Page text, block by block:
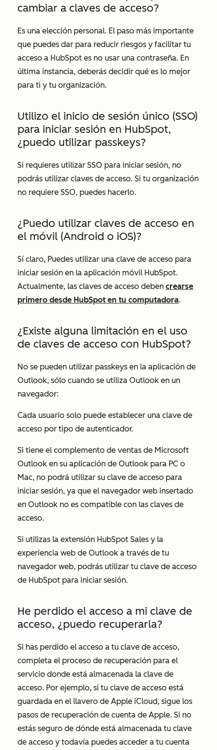
cambiar a claves de acceso?
Es una elección personal. El paso más importante
que puedes dar para reducir riesgos y facilitar tu
acceso a HubSpot es no usar una contraseña. En
última instancia, deberás decidir qué es lo mejor
para ti y tu organización.
Utilizo el inicio de sesión único (SSO)
para iniciar sesión en HubSpot,
¿puedo utilizar passkeys?
Si requieres utilizar SSO para iniciar sesión, no
podrás utilizar claves de acceso. Si tu organización
no requiere SSO, puedes hacerlo.
¿Puedo utilizar claves de acceso en
el móvil (Android o iOS)?
Sí claro, Puedes utilizar una clave de acceso para
iniciar sesión en la aplicación móvil HubSpot.
Actualmente, las claves de acceso deben crearse
primero desde HubSpot en tu computadora.
¿Existe alguna limitación en el uso
de claves de acceso con HubSpot?
No se pueden utilizar passkeys en la aplicación de
Outlook, sólo cuando se utiliza Outlook en un
navegador:
Cada usuario solo puede establecer una clave de
acceso por tipo de autenticador.
Si tiene el complemento de ventas de Microsoft
Outlook en su aplicación de Outlook para PC o
Mac, no podrá utilizar su clave de acceso para
iniciar sesión, ya que el navegador web insertado
en Outlook no es compatible con las claves de
acceso.
Si utilizas la extensión HubSpot Sales y la
experiencia web de Outlook a través de tu
navegador web, podrás utilizar tu clave de acceso
de HubSpot para iniciar sesión.
He perdido el acceso a mi clave de
acceso, ¿puedo recuperarla?
Si has perdido el acceso a tu clave de acceso,
completa el proceso de recuperación para el
servicio donde está almacenada la clave de
acceso. Por ejemplo, si tu clave de acceso está
guardada en el llavero de Apple iCloud, sigue los
pasos de recuperación de cuenta de Apple. Si no
estás seguro de dónde está almacenada tu clave
de acceso y todavía puedes acceder a tu cuenta